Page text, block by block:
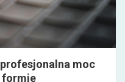
moc
formie